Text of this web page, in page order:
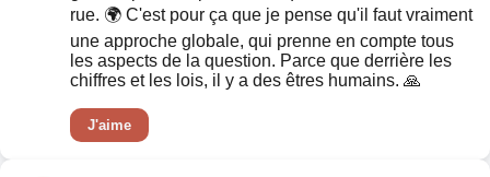
rue. 🌍 C'est pour ça que je pense qu'il faut vraiment
une approche globale, qui prenne en compte tous
les aspects de la question. Parce que derrière les
chiffres et les lois, il y a des êtres humains. 🙏
J'aime